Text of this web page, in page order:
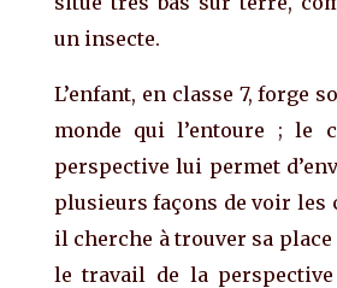
un insecte.
L’enfant, en classe 7, forge
monde qui l’entoure ; le
perspective lui permet
plusieurs façons de voir les
il cherche à trouver sa place
le travail de la